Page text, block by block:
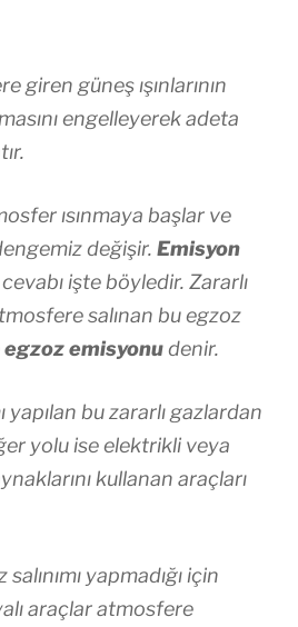
giren güneş ışınlarının
engelleyerek adeta
ısınmaya başlar ve
değişir. Emisyon
işte böyledir. Zararlı
salınan bu egzoz
egzoz emisyonudenir.
yapılan bu zararlı gazlardan
yolu ise elektrikli veya
kullanan araçları
yapmadığı için
araçlar atmosfere